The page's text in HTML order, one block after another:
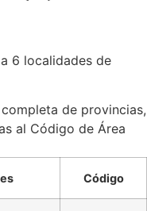
6 localidades de
de provincias,
al Código de Área
Código